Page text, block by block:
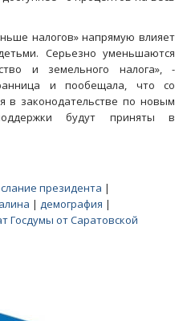
налогов» напрямую влияет
Серьезно уменьшаются
и земельного налога», -
и пообещала, что со
в законодательстве по новым
будут приняты в
президента |
| демография |
Госдумы от Саратовской